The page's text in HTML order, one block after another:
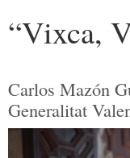
“Vixca,
Carlos Mazón
Generalitat